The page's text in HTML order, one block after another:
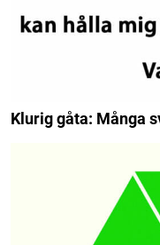
Klurig gåta: Många